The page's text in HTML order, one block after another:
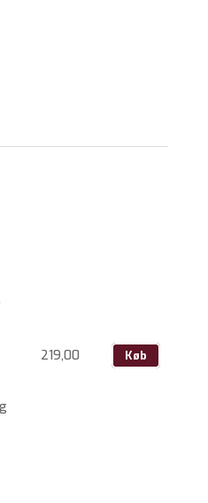
219,00 Køb